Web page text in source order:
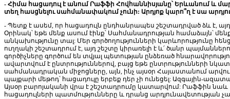
- Հիմա հացադուլ է անում Րաֆֆի Հովհաննիսյանը՝ Երևանում և
տեղ հասցնելու սահմանափակում չունի: Արդյոք կարո՞ղ է սա
- Պետք է ասեմ, որ հացադուլն ընդհանրապես շեշտադրված ձև է,
Օրինակ՝ եթե մենք ասում էինք՝ Սահմանադրության համաձայն՝
անկախությունը տալ: Մեր գործողությունների կարևորությունը
ուղղակի շեշտադրում է, այդ շեշտը կիրառելի է և՛ ծանր
գործիչները գործում են տվյալ պետության ընձեռած
ավարտվում է ընտրություններով, բայց եթե ընտրությունների
սահմանադրական միջոցները, այն, ինչ այսօր Հայաստանում
պայքարի մեթոդ՝ հացադուլը երբեք դեր չի ունեցել: Ազգային-
Այսօր բարոյականի վրա է շեշտադրումը կատարվում: Րաֆֆին
հացադուլների պատմությունները և դրանց արդյունավետության